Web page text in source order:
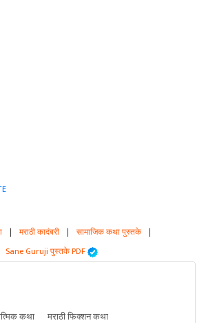
| मराठी कादंबरी | सामाजिक कथा पुस्तके |
Sane Guruji पुस्तके PDF
कथा
मराठी फिक्शन कथा